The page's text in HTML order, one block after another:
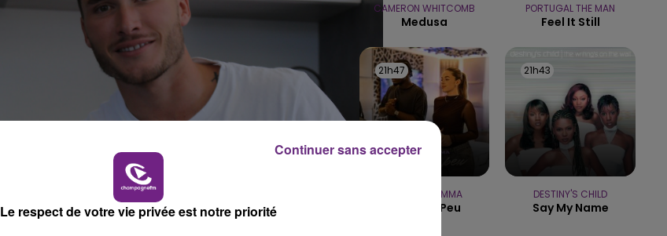
10h00 - 14h00
LE TICKET DE CAISSE
14h00 - 15h00
LA RADIO POP
CAMERON WHITCOMB
Medusa
PORTUGAL THE MAN
Feel It Still
21h47
21h47
JUNGELI & EMMA
Juste Un Peu
21h43
21h43
DESTINY'S CHILD
Say My Name
Le respect de votre vie privée est notre priorité
Continuer sans accepter